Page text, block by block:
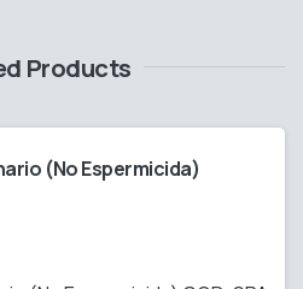
Products
(No Espermicida)